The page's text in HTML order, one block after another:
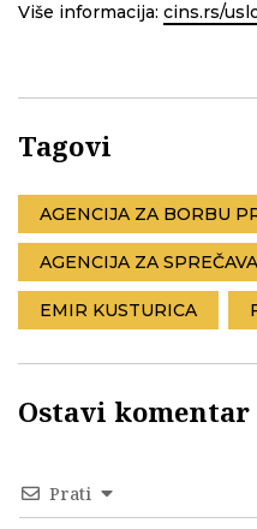
Više informacija: cins.rs/
Tagovi
AGENCIJA ZA BORBU
AGENCIJA ZA
EMIR KUSTURICA
Ostavi komentar
Prati